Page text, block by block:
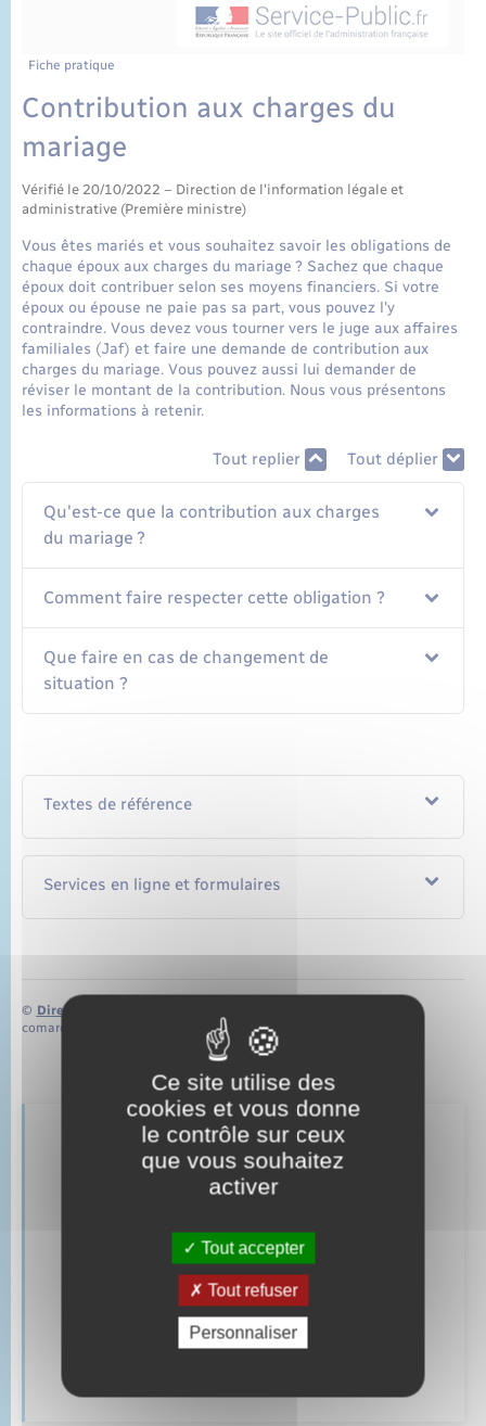
Fiche pratique
Contribution aux charges du
mariage
Vérifié le 20/10/2022 – Direction de l'information légale et
administrative (Première ministre)
Vous êtes mariés et vous souhaitez savoir les obligations de
chaque époux aux charges du mariage ? Sachez que chaque
époux doit contribuer selon ses moyens financiers. Si votre
époux ou épouse ne paie pas sa part, vous pouvez l'y
contraindre. Vous devez vous tourner vers le juge aux affaires
familiales (Jaf) et faire une demande de contribution aux
charges du mariage. Vous pouvez aussi lui demander de
réviser le montant de la contribution. Nous vous présentons
les informations à retenir.
Tout replier Tout déplier
Qu'est-ce que la contribution aux charges
du mariage ?
Comment faire respecter cette obligation ?
Que faire en cas de changement de
situation ?
Textes de référence
Services en ligne et formulaires
© Direction de l’information légale et administrative
comarquage developpé par
baseo.io
Retrouvez aussi
Mariage – PACS
Documents d’identité
Ce site utilise des
cookies et vous donne
le contrôle sur ceux
que vous souhaitez
activer
Tout accepter
Tout refuser
Personnaliser